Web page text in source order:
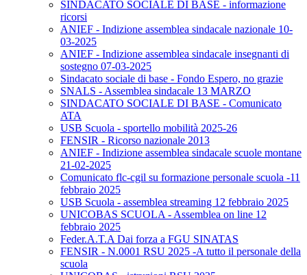
SINDACATO SOCIALE DI BASE - informazione
ricorsi
ANIEF - Indizione assemblea sindacale nazionale 10-
03-2025
ANIEF - Indizione assemblea sindacale insegnanti di
sostegno 07-03-2025
Sindacato sociale di base - Fondo Espero, no grazie
SNALS - Assemblea sindacale 13 MARZO
SINDACATO SOCIALE DI BASE - Comunicato
ATA
USB Scuola - sportello mobilità 2025-26
FENSIR - Ricorso nazionale 2013
ANIEF - Indizione assemblea sindacale scuole montane
21-02-2025
Comunicato flc-cgil su formazione personale scuola -11
febbraio 2025
USB Scuola - assemblea streaming 12 febbraio 2025
UNICOBAS SCUOLA - Assemblea on line 12
febbraio 2025
Feder.A.T.A Dai forza a FGU SINATAS
FENSIR - N.0001 RSU 2025 -A tutto il personale della
scuola